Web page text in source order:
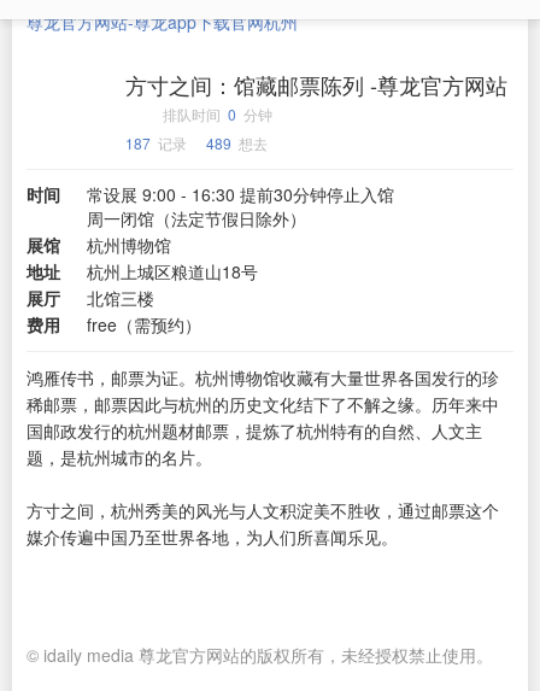
尊龙官方网站-尊龙app下载官网杭州
方寸之间：馆藏邮票陈列 -尊龙官方网站
排队时间 0 分钟
187 记录 489 想去
时间
常设展 9:00 - 16:30 提前30分钟停止入馆
周一闭馆（法定节假日除外）
展馆
杭州博物馆
地址
杭州上城区粮道山18号
展厅
北馆三楼
费用
free（需预约）
鸿雁传书，邮票为证。杭州博物馆收藏有大量世界各国发行的珍
稀邮票，邮票因此与杭州的历史文化结下了不解之缘。历年来中
国邮政发行的杭州题材邮票，提炼了杭州特有的自然、人文主
题，是杭州城市的名片。
方寸之间，杭州秀美的风光与人文积淀美不胜收，通过邮票这个
媒介传遍中国乃至世界各地，为人们所喜闻乐见。
© idaily media 尊龙官方网站的版权所有，未经授权禁止使用。